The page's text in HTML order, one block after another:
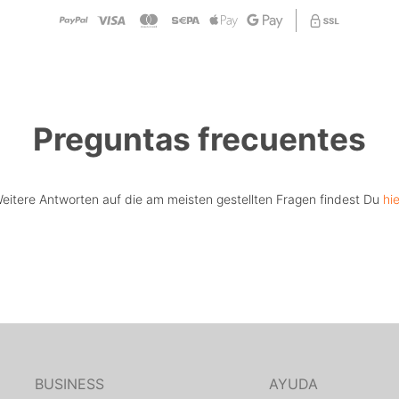
Preguntas frecuentes
Antworten auf die am meisten gestellten Fragen findest Du
BUSINESS AYUDA